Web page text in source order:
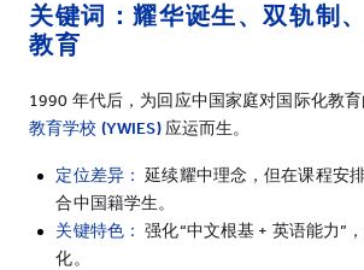
关键词：耀华诞生、双轨制
教育
1990 年代后，为回应中国家庭对国际化教育
教育学校 (YWIES)应运而生。
定位差异： 延续耀中理念，但在课程安
合中国籍学生。
关键特色： 强化“中文根基 + 英语能力”
化。